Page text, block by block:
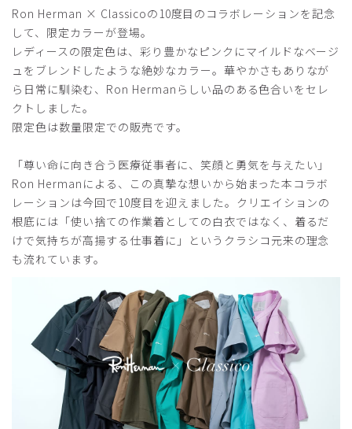
ご購入者様
購入確認済み
年齢: 50代 身長: 161-165cm 体重: 46-50kg
サイズ感小さめ
ストレッチ感 よく伸びる
厚さとても薄い
以前のユニセックスの方がデザイン、縫製共によかったで
商品：R29レディース:Ron Herman スクラブトップス/
ブラウン/M
役に立った
ご購入者様
購入確認済み
2026-06-03
40代 身長: 156-160cm 体重:
46-50kg
サイズ感
小さめ
大きめ
ストレッチ感
よく伸びる
伸びない
Ron Herman × Classicoの10度目のコラボレーションを記念
して、限定カラーが登場。
レディースの限定色は、彩り豊かなピンクにマイルドなベージ
ュをブレンドしたような絶妙なカラー。華やかさもありなが
ら日常に馴染む、Ron Hermanらしい品のある色合いをセレ
クトしました。
限定色は数量限定での販売です。
「尊い命に向き合う医療従事者に、笑顔と勇気を与えたい」
Ron Hermanによる、この真摯な想いから始まった本コラボ
レーションは今回で10度目を迎えました。クリエイションの
根底には「使い捨ての作業着としての白衣ではなく、着るだ
けで気持ちが高揚する仕事着に」というクラシコ元来の理念
も流れています。